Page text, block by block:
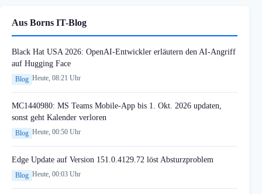
Aus Borns IT-Blog
Black Hat USA 2026: OpenAI-Entwickler erläutern den AI-Angriff
auf Hugging Face
Blog Heute, 08:21 Uhr
MC1440980: MS Teams Mobile-App bis 1. Okt. 2026 updaten,
sonst geht Kalender verloren
Blog Heute, 00:50 Uhr
Edge Update auf Version 151.0.4129.72 löst Absturzproblem
Blog Heute, 00:03 Uhr